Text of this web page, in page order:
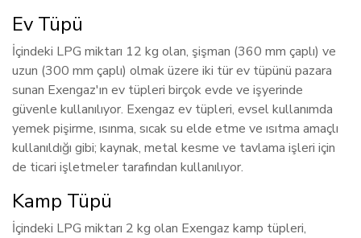
Ev Tüpü
İçindeki LPG miktarı 12 kg olan, şişman (360 mm çaplı) ve
uzun (300 mm çaplı) olmak üzere iki tür ev tüpünü pazara
sunan Exengaz'ın ev tüpleri birçok evde ve işyerinde
güvenle kullanılıyor. Exengaz ev tüpleri, evsel kullanımda
yemek pişirme, ısınma, sıcak su elde etme ve ısıtma amaçlı
kullanıldığı gibi; kaynak, metal kesme ve tavlama işleri için
de ticari işletmeler tarafından kullanılıyor.
Kamp Tüpü
İçindeki LPG miktarı 2 kg olan Exengaz kamp tüpleri,